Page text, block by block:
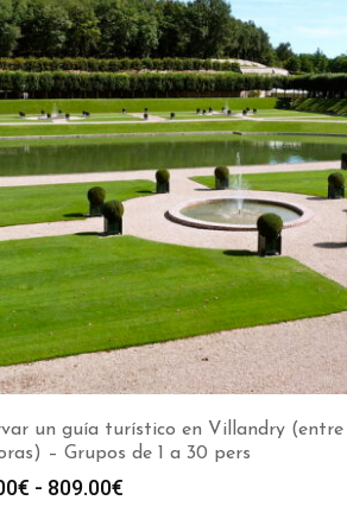
un guía turístico en Villandry (entre
– Grupos de 1 a 30 pers
€ - 809.00€